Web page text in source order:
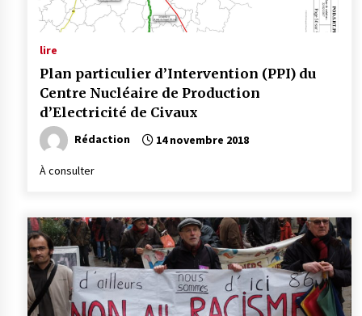
lire
Plan particulier d’Intervention (PPI) du
Centre Nucléaire de Production
d’Electricité de Civaux
Rédaction 14 novembre 2018
À consulter